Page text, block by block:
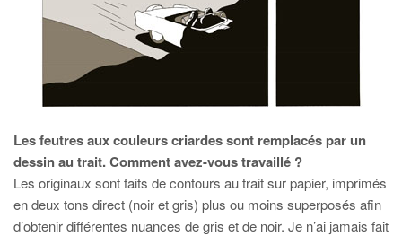
Les feutres aux couleurs criardes sont remplacés par un
dessin au trait. Comment avez-vous travaillé ?
Les originaux sont faits de contours au trait sur papier, imprimés
en deux tons direct (noir et gris) plus ou moins superposés afin
d’obtenir différentes nuances de gris et de noir. Je n’ai jamais fait